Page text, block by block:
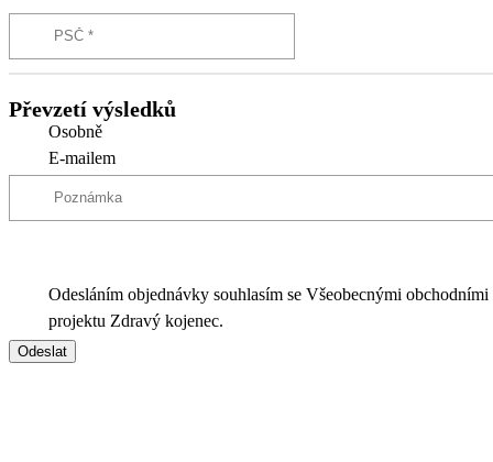
Převzetí výsledků
Osobně
E-mailem
Odesláním objednávky souhlasím se Všeobecnými
projektu Zdravý kojenec.